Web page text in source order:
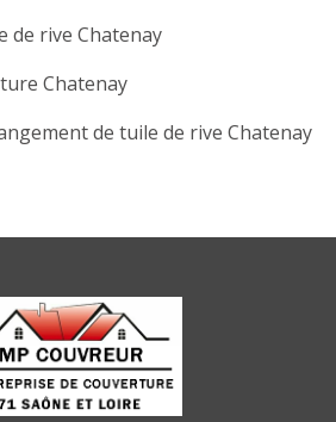
de rive Chatenay
Chatenay
de tuile de rive Chatenay